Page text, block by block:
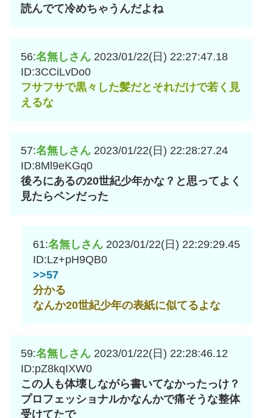
読んでて冷めちゃうんだよね
56:名無しさん 2023/01/22(日) 22:27:47.18
ID:3CCiLvDo0
フサフサで黒々した髪だとそれだけで若く見
えるな
57:名無しさん 2023/01/22(日) 22:28:27.24
ID:8Ml9eKGq0
後ろにあるの20世紀少年かな？と思ってよく
見たらペンだった
61:名無しさん 2023/01/22(日) 22:29:29.45
ID:Lz+pH9QB0
>>57
分かる
なんか20世紀少年の表紙に似てるよな
59:名無しさん 2023/01/22(日) 22:28:46.12
ID:pZ8kqIXW0
この人も体壊しながら書いてなかったっけ？
プロフェッショナルかなんかで痛そうな整体
受けてたで